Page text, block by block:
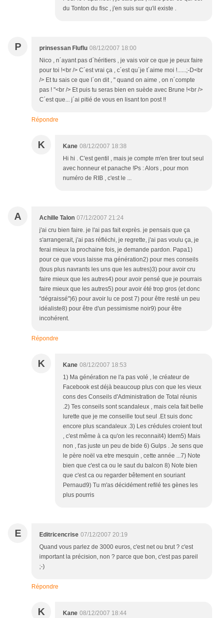
du Tonton du fisc , j'en suis sur qu'il existe .
P prinsessan Fluflu 08/12/2007 18:00
Nico , n´ayant pas d´héritiers , je vais voir ce que je peux faire
pour toi !<br /> C´est vrai ça , c´est qu´je t´aime moi !......;-D<br
/> Et tu sais ce que l´on dit , " quand on aime , on n´compte
pas ! "<br /> Et puis tu seras bien en suède avec Brune !<br />
C´est que... j´ai pitié de vous en lisant ton post !!
Répondre
K Kane 08/12/2007 18:38
Hi hi . C'est gentil , mais je compte m'en tirer tout seul
avec honneur et panache !Ps : Alors , pour mon
numéro de RIB , c'est le ...
A Achille Talon 07/12/2007 21:24
j'ai cru bien faire. je l'ai pas fait exprès. je pensais que ça
s'arrangerait, j'ai pas réfléchi, je regrette, j'ai pas voulu ça, je
ferai mieux la prochaine fois, je demande pardon. Papa1)
pour ce que vous laisse ma génération2) pour mes conseils
(tous plus navrants les uns que les autres)3) pour avoir cru
faire mieux que les autres4) pour avoir pensé que je pourrais
faire mieux que les autres5) pour avoir été trop gros (et donc
"dégraissé")6) pour avoir lu ce post 7) pour être resté un peu
idéaliste8) pour être d'un pessimisme noir9) pour être
incohérent.
Répondre
K Kane 08/12/2007 18:53
1) Ma génération ne l'a pas volé , le créateur de
Facebook est déjà beaucoup plus con que les vieux
cons des Conseils d'Administration de Total réunis
.2) Tes conseils sont scandaleux , mais cela fait belle
lurette que je me conseille tout seul .Et suis donc
encore plus scandaleux .3) Les crédules croient tout
, c'est même à ca qu'on les reconnait4) Idem5) Mais
non , t'as juste un peu de bide 6) Gulps . Je sens que
le père noël va etre mesquin , cette année ...7) Note
bien que c'est ca ou le saut du balcon 8) Note bien
que c'est ca ou regarder bêtement en souriant
Pernaud9) Tu m'as décidément refilé tes gènes les
plus pourris
E Editricencrise 07/12/2007 20:19
Quand vous parlez de 3000 euros, c'est net ou brut ? c'est
important la précision, non ? parce que bon, c'est pas pareil
;-)
Répondre
K Kane 08/12/2007 18:44